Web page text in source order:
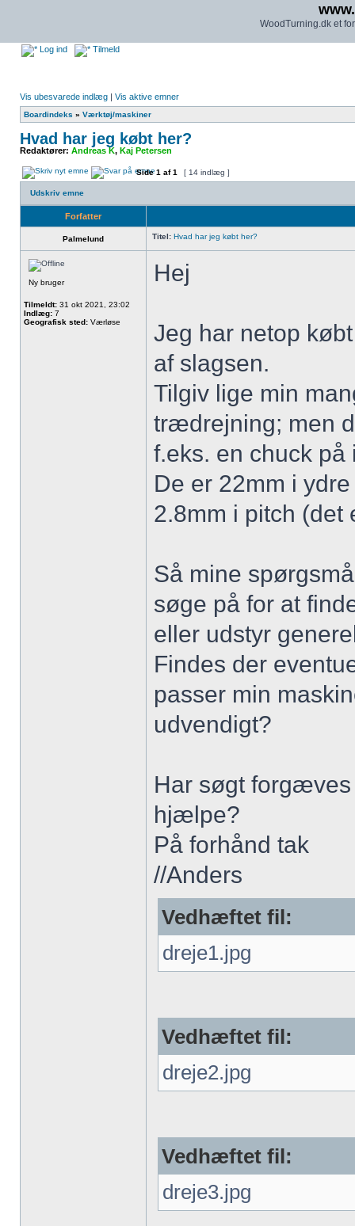
WoodTurning.dk et
Log ind Tilmeld
Vis ubesvarede indlæg | Vis aktive emner
Boardindeks » Værktøj/maskiner
Hvad har jeg købt her?
Redaktører: Andreas K, Kaj Petersen
Side1 af1 [ 14 indlæg ]
Udskriv emne
Forfatter
Palmelund Titel: Hvad har jeg købt her?
Ny bruger
Tilmeldt: 31 okt 2021, 23:02
Indlæg: 7
Geografisk sted: Værløse
Hej
Jeg har netop
af slagsen.
Tilgiv lige min
trædrejning; men
f.eks. en chuck
De er 22mm i
2.8mm i pitch
Så mine
søge på for at
eller udstyr
Findes der
passer min
udvendigt?
Har søgt
hjælpe?
På forhånd tak
//Anders
Vedhæftet fil:
dreje1.jpg
Vedhæftet fil:
dreje2.jpg
Vedhæftet fil:
dreje3.jpg